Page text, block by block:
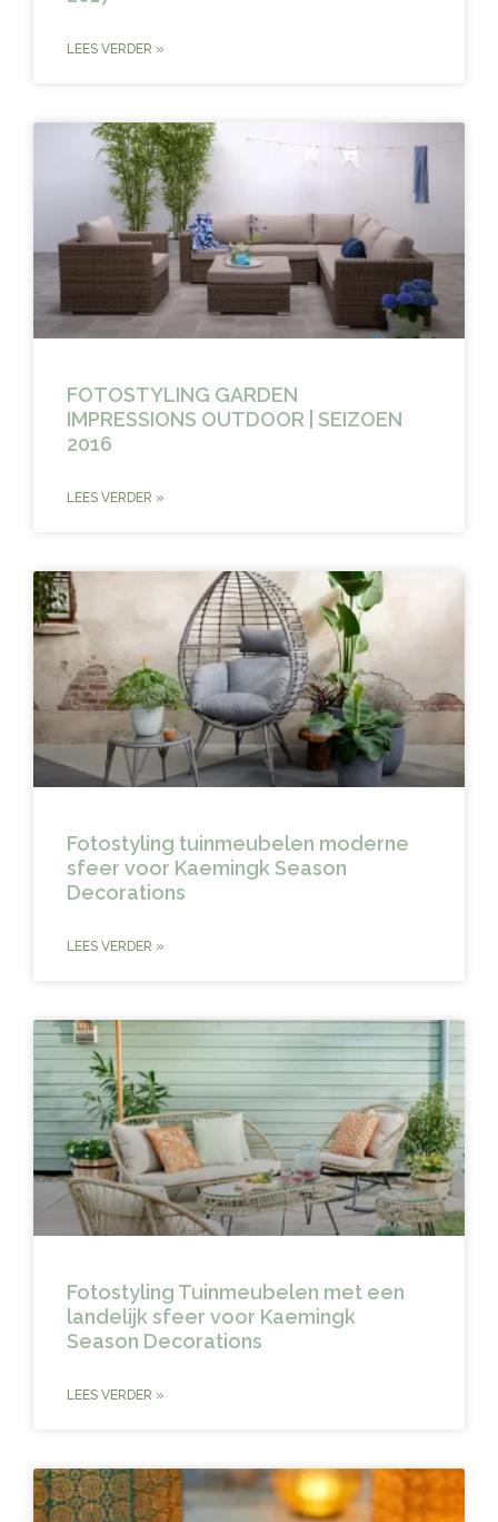
LEES VERDER »
FOTOSTYLING GARDEN
IMPRESSIONS OUTDOOR | SEIZOEN
2016
LEES VERDER »
Fotostyling tuinmeubelen moderne
sfeer voor Kaemingk Season
Decorations
LEES VERDER »
Fotostyling Tuinmeubelen met een
landelijk sfeer voor Kaemingk
Season Decorations
LEES VERDER »